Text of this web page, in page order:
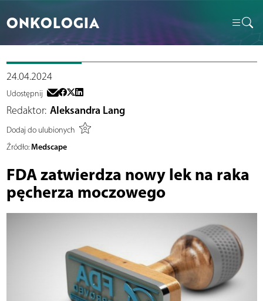
ONKOLOGIA
24.04.2024
Udostępnij
Redaktor: Aleksandra Lang
Dodaj do ulubionych
Źródło: Medscape
FDA zatwierdza nowy lek na raka
pęcherza moczowego